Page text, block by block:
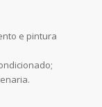
e pintura